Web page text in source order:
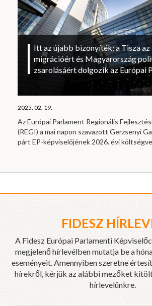
Itt az újabb bizonyíték: a Tisza az
migrációért és Magyarország
zsarolásáért dolgozik az Európai
2025. 02. 19.
Az Európai Parlament Regionális
(REGI) a mai napon szavazott Gerzsenyi
párt EP-képviselőjének 2026. évi
FIDESZ
A Fidesz Európai Parlamenti
megjelenő hírlevélben mutatja be a
eseményeit. Amennyiben szeretne
hírekről, kérjük az alábbi mezőket
hírlevelünkre.